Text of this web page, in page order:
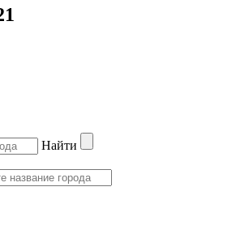
Найти